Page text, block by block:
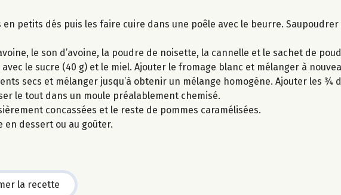
petits dés puis les faire cuire dans une poêle avec le beurre. Saupoudrer
le son d’avoine, la poudre de noisette, la cannelle et le sachet de
le sucre (40 g) et le miel. Ajouter le fromage blanc et mélanger à
secs et mélanger jusqu’à obtenir un mélange homogène. Ajouter les ¾
le tout dans un moule préalablement chemisé.
concassées et le reste de pommes caramélisées.
en dessert ou au goûter.
la recette